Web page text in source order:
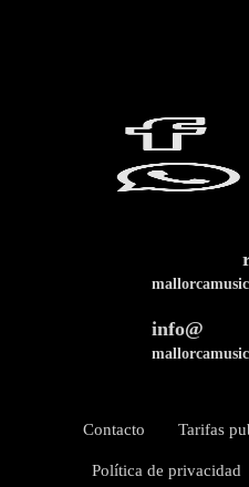
info@
Contacto Tarifas
Política de privacidad